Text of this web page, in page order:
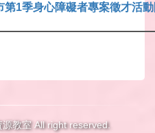
第1季身心障礙者專案徵才活
教室 All right reserved.